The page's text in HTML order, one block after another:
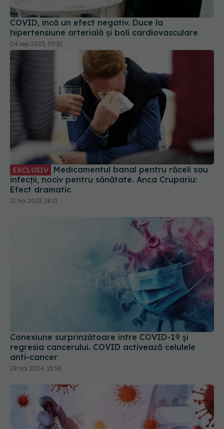
COVID, încă un efect negativ. Duce la
hipertensiune arterială și boli cardiovasculare
04 sep 2023, 09:32
EXCLUSIV
infecții, nociv pentru sănătate. Anca Crupariu:
Efect dramatic
21 noi 2023, 18:11
Conexiune surprinzătoare între COVID-19 și
regresia cancerului. COVID activează celulele
anti-cancer
28 noi 2024, 13:58